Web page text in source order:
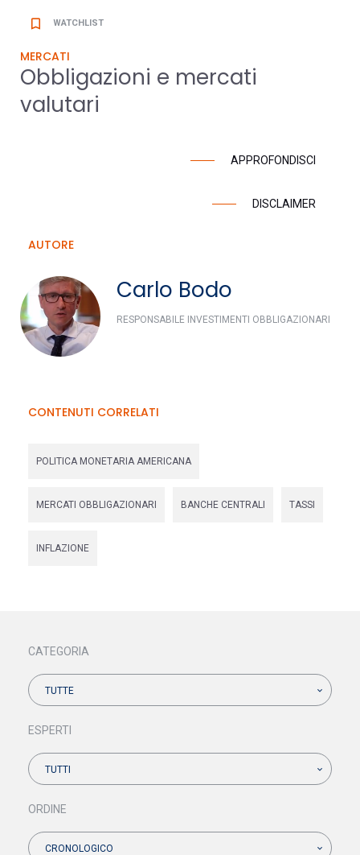
bookmark_border WATCHLIST
MERCATI
Obbligazioni e mercati
valutari
APPROFONDISCI
DISCLAIMER
AUTORE
Carlo Bodo
RESPONSABILE INVESTIMENTI OBBLIGAZIONARI
CONTENUTI CORRELATI
POLITICA MONETARIA AMERICANA
MERCATI OBBLIGAZIONARI BANCHE CENTRALI TASSI
INFLAZIONE
CATEGORIA
TUTTE
ESPERTI
TUTTI
ORDINE
CRONOLOGICO